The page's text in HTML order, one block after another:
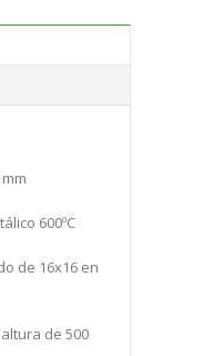
600ºC
de 16x16 en
de 500